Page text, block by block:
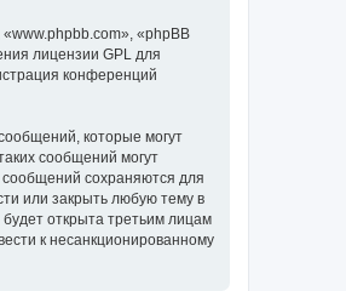
«phpBB
лицензии GPL для
конференций
которые могут
сообщений могут
сохраняются для
или закрыть любую тему в
открыта третьим лицам
к несанкционированному